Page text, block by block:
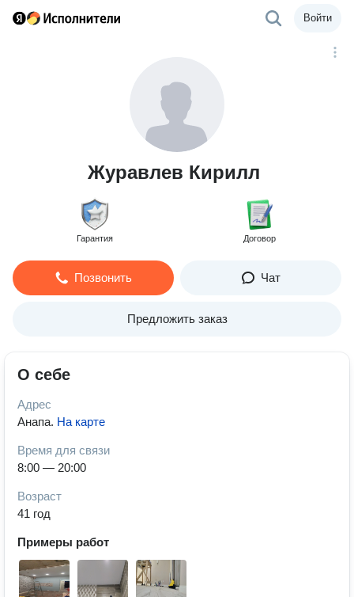
Войти
Журавлев Кирилл
Гарантия Договор
Позвонить Чат
Предложить заказ
О себе
Адрес
Анапа. На карте
Время для связи
8:00 — 20:00
Возраст
41 год
Примеры работ